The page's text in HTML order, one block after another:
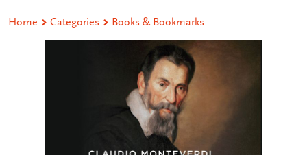
Home Categories Books & Bookmarks